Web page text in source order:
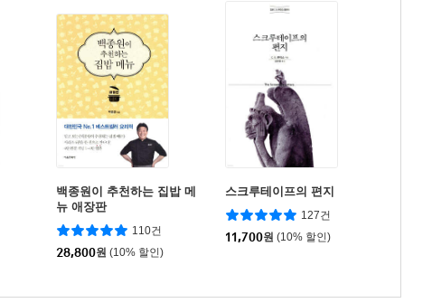
백종원이 추천하는 집밥 메
뉴 애장판
110건
28,800원 (10% 할인)
스크루테이프의 편지
127건
11,700원 (10% 할인)